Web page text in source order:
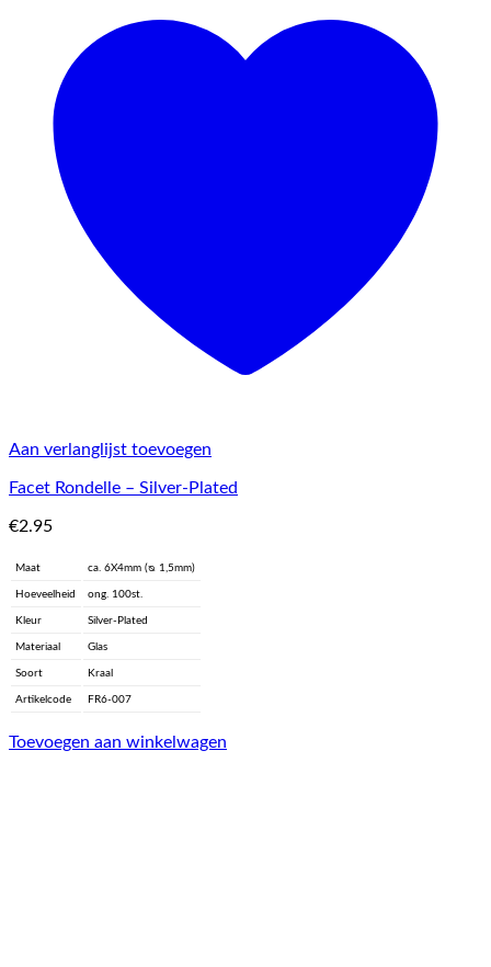
Aan verlanglijst toevoegen
Facet Rondelle – Silver-Plated
€2.95
Maat ca. 6X4mm (ᴓ 1,5mm)
Hoeveelheid ong. 100st.
Kleur Silver-Plated
Materiaal Glas
Soort Kraal
Artikelcode FR6-007
Toevoegen aan winkelwagen